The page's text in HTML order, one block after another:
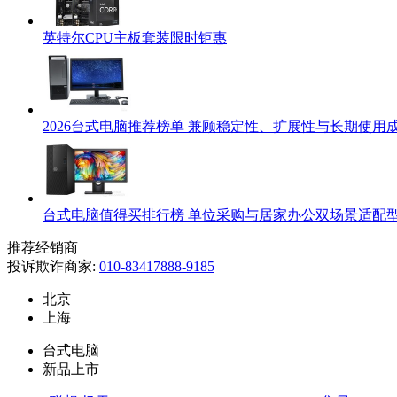
英特尔CPU主板套装限时钜惠
2026台式电脑推荐榜单 兼顾稳定性、扩展性与长期使用
台式电脑值得买排行榜 单位采购与居家办公双场景适配
推荐经销商
投诉欺诈商家: 010-83417888-9185
北京
上海
台式电脑
新品上市